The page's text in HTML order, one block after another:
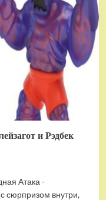
и Рэдбек
Атака -
сюрпризом внутри,